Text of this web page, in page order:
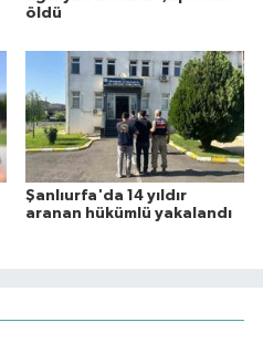
öldü
Şanlıurfa'da 14 yıldır
aranan hükümlü yakalandı